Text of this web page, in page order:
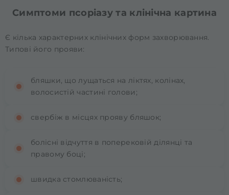
Симптоми псоріазу та клінічна картина
Є кілька характерних клінічних форм захворювання.
Типові його прояви:
бляшки, що лущаться на ліктях, колінах,
волосистій частині голови;
свербіж в місцях прояву бляшок;
болісні відчуття в поперековій ділянці та
правому боці;
швидка стомлюваність;